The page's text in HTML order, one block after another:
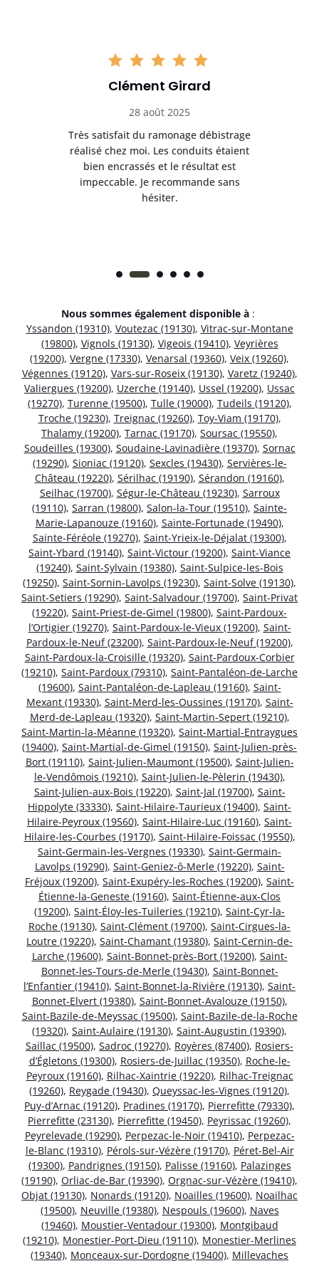
Clément Girard
28 août 2025
Très satisfait du ramonage débistrage
réalisé chez moi. Les conduits étaient
bien encrassés et le résultat est
impeccable. Je recommande sans
hésiter.
Nous sommes également disponible à :
Yssandon (19310), Voutezac (19130), Vitrac-sur-Montane
(19800), Vignols (19130), Vigeois (19410), Veyrières
(19200), Vergne (17330), Venarsal (19360), Veix (19260),
Végennes (19120), Vars-sur-Roseix (19130), Varetz (19240),
Valiergues (19200), Uzerche (19140), Ussel (19200), Ussac
(19270), Turenne (19500), Tulle (19000), Tudeils (19120),
Troche (19230), Treignac (19260), Toy-Viam (19170),
Thalamy (19200), Tarnac (19170), Soursac (19550),
Soudeilles (19300), Soudaine-Lavinadière (19370), Sornac
(19290), Sioniac (19120), Sexcles (19430), Servières-le-
Château (19220), Sérilhac (19190), Sérandon (19160),
Seilhac (19700), Ségur-le-Château (19230), Sarroux
(19110), Sarran (19800), Salon-la-Tour (19510), Sainte-
Marie-Lapanouze (19160), Sainte-Fortunade (19490),
Sainte-Féréole (19270), Saint-Yrieix-le-Déjalat (19300),
Saint-Ybard (19140), Saint-Victour (19200), Saint-Viance
(19240), Saint-Sylvain (19380), Saint-Sulpice-les-Bois
(19250), Saint-Sornin-Lavolps (19230), Saint-Solve (19130),
Saint-Setiers (19290), Saint-Salvadour (19700), Saint-Privat
(19220), Saint-Priest-de-Gimel (19800), Saint-Pardoux-
l’Ortigier (19270), Saint-Pardoux-le-Vieux (19200), Saint-
Pardoux-le-Neuf (23200), Saint-Pardoux-le-Neuf (19200),
Saint-Pardoux-la-Croisille (19320), Saint-Pardoux-Corbier
(19210), Saint-Pardoux (79310), Saint-Pantaléon-de-Larche
(19600), Saint-Pantaléon-de-Lapleau (19160), Saint-
Mexant (19330), Saint-Merd-les-Oussines (19170), Saint-
Merd-de-Lapleau (19320), Saint-Martin-Sepert (19210),
Saint-Martin-la-Méanne (19320), Saint-Martial-Entraygues
(19400), Saint-Martial-de-Gimel (19150), Saint-Julien-près-
Bort (19110), Saint-Julien-Maumont (19500), Saint-Julien-
le-Vendômois (19210), Saint-Julien-le-Pèlerin (19430),
Saint-Julien-aux-Bois (19220), Saint-Jal (19700), Saint-
Hippolyte (33330), Saint-Hilaire-Taurieux (19400), Saint-
Hilaire-Peyroux (19560), Saint-Hilaire-Luc (19160), Saint-
Hilaire-les-Courbes (19170), Saint-Hilaire-Foissac (19550),
Saint-Germain-les-Vergnes (19330), Saint-Germain-
Lavolps (19290), Saint-Geniez-ô-Merle (19220), Saint-
Fréjoux (19200), Saint-Exupéry-les-Roches (19200), Saint-
Étienne-la-Geneste (19160), Saint-Étienne-aux-Clos
(19200), Saint-Éloy-les-Tuileries (19210), Saint-Cyr-la-
Roche (19130), Saint-Clément (19700), Saint-Cirgues-la-
Loutre (19220), Saint-Chamant (19380), Saint-Cernin-de-
Larche (19600), Saint-Bonnet-près-Bort (19200), Saint-
Bonnet-les-Tours-de-Merle (19430), Saint-Bonnet-
l’Enfantier (19410), Saint-Bonnet-la-Rivière (19130), Saint-
Bonnet-Elvert (19380), Saint-Bonnet-Avalouze (19150),
Saint-Bazile-de-Meyssac (19500), Saint-Bazile-de-la-Roche
(19320), Saint-Aulaire (19130), Saint-Augustin (19390),
Saillac (19500), Sadroc (19270), Royères (87400), Rosiers-
d’Égletons (19300), Rosiers-de-Juillac (19350), Roche-le-
Peyroux (19160), Rilhac-Xaintrie (19220), Rilhac-Treignac
(19260), Reygade (19430), Queyssac-les-Vignes (19120),
Puy-d’Arnac (19120), Pradines (19170), Pierrefitte (79330),
Pierrefitte (23130), Pierrefitte (19450), Peyrissac (19260),
Peyrelevade (19290), Perpezac-le-Noir (19410), Perpezac-
le-Blanc (19310), Pérols-sur-Vézère (19170), Péret-Bel-Air
(19300), Pandrignes (19150), Palisse (19160), Palazinges
(19190), Orliac-de-Bar (19390), Orgnac-sur-Vézère (19410),
Objat (19130), Nonards (19120), Noailles (19600), Noailhac
(19500), Neuville (19380), Nespouls (19600), Naves
(19460), Moustier-Ventadour (19300), Montgibaud
(19210), Monestier-Port-Dieu (19110), Monestier-Merlines
(19340), Monceaux-sur-Dordogne (19400), Millevaches